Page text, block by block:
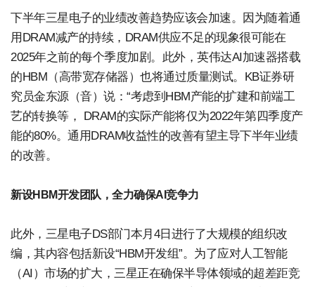
下半年三星电子的业绩改善趋势应该会加速。因为随着通
用DRAM减产的持续，DRAM供应不足的现象很可能在
2025年之前的每个季度加剧。此外，英伟达AI加速器搭载
的HBM（高带宽存储器）也将通过质量测试。KB证券研
究员金东源（音）说：“考虑到HBM产能的扩建和前端工
艺的转换等， DRAM的实际产能将仅为2022年第四季度产
能的80%。通用DRAM收益性的改善有望主导下半年业绩
的改善。
新设HBM开发团队，全力确保AI竞争力
此外，三星电子DS部门本月4日进行了大规模的组织改
编，其内容包括新设“HBM开发组”。为了应对人工智能
（AI）市场的扩大，三星正在确保半导体领域的超差距竞